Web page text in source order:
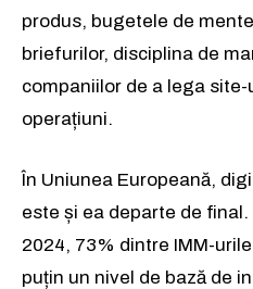
produs, bugetele de
briefurilor, disciplina de
companiilor de a lega
operațiuni.
În Uniunea Europeană,
este și ea departe de
2024, 73% dintre IMM-
puțin un nivel de bază de